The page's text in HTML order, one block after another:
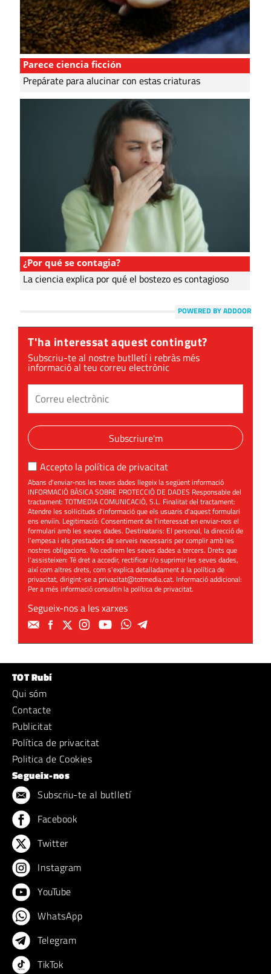
Parece ciencia ficción
Prepárate para alucinar con estas criaturas
¿Por qué se contagia?
La ciencia explica por qué el bostezo es contagioso
POWERED BY ADDOOR
T'ha interessat aquest contingut?
Subscriu-te al nostre butlletí i rebràs més
informació al teu correu electrònic
Subscriure'm
Accepto la política de privacitat
Abans d'enviar-nos les teves dades llegeix la següent informació
INFORMACIÓ BÀSICA SOBRE PROTECCIÓ DE DADES Responsable del
tractament: TOTMEDIA COMUNICACIÓ, S.L. Finalitat del tractament:
Atendre les sol·licituds d'informació que els usuaris d'aquest formulari
ens enviïn. Legitimació: Consentiment de l'interessat en enviar-nos el
formulari amb les seves dades. Destinataris: El personal, la direcció de
l'empesa i els prestadors de serveis necessaris per complir amb les
nostres obligacions. No cedirem les seves dades a tercers. Drets que
l'assisteixen: Té dret a accedir, rectificar i/o suprimir les seves dades,
així com altres drets, com s'explica detalladament a la política de
privacitat, dirigint-se aprivacitat@totmedia.cat. Informació addicional:
Per a més informació consultin lapolítica de privacitat.
Segueix-nos a les xarxes
TOT Rubí
Qui sóm
Contacte
Publicitat
Política de privacitat
Politica de Cookies
Segueix-nos
Subscriu-te al butlletí
Facebook
Twitter
Instagram
YouTube
WhatsApp
Telegram
TikTok